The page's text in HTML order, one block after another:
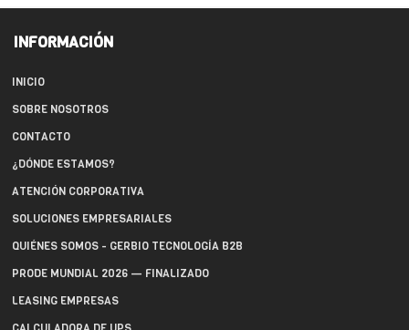
INFORMACIÓN
INICIO
SOBRE NOSOTROS
CONTACTO
¿DÓNDE ESTAMOS?
ATENCIÓN CORPORATIVA
SOLUCIONES EMPRESARIALES
QUIÉNES SOMOS - GERBIO TECNOLOGÍA B2B
PRODE MUNDIAL 2026 — FINALIZADO
LEASING EMPRESAS